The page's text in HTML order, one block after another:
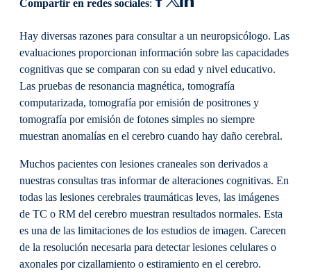
Compartir en redes sociales:
Hay diversas razones para consultar a un neuropsicólogo. Las
evaluaciones proporcionan información sobre las capacidades
cognitivas que se comparan con su edad y nivel educativo.
Las pruebas de resonancia magnética, tomografía
computarizada, tomografía por emisión de positrones y
tomografía por emisión de fotones simples no siempre
muestran anomalías en el cerebro cuando hay daño cerebral.
Muchos pacientes con lesiones craneales son derivados a
nuestras consultas tras informar de alteraciones cognitivas. En
todas las lesiones cerebrales traumáticas leves, las imágenes
de TC o RM del cerebro muestran resultados normales. Esta
es una de las limitaciones de los estudios de imagen. Carecen
de la resolución necesaria para detectar lesiones celulares o
axonales por cizallamiento o estiramiento en el cerebro.